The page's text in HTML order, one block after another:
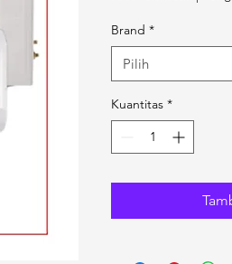
Brand *
Pilih
Kuantitas *